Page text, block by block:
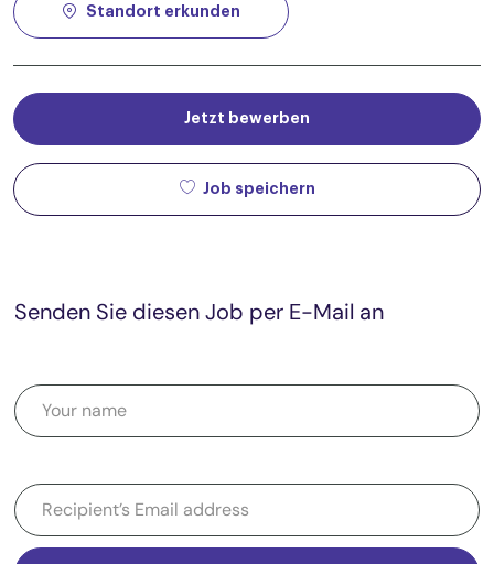
Standort erkunden
Jetzt bewerben
Job speichern
Senden Sie diesen Job per E-Mail an